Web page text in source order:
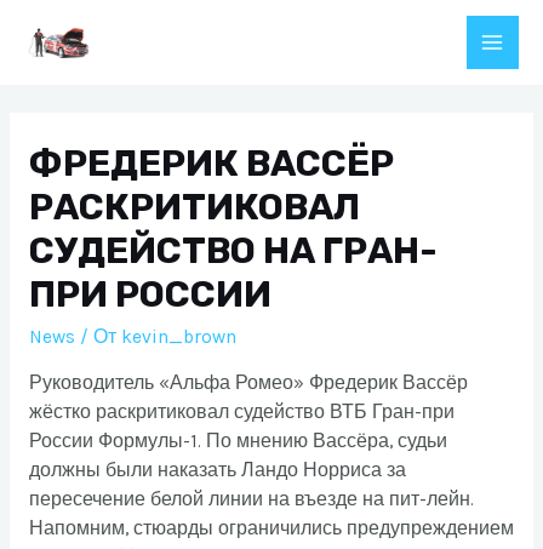
Main
ФРЕДЕРИК ВАССЁР
РАСКРИТИКОВАЛ
СУДЕЙСТВО НА ГРАН-
ПРИ РОССИИ
News / От kevin_brown
Руководитель «Альфа Ромео» Фредерик Вассёр
жёстко раскритиковал судейство ВТБ Гран-при
России Формулы-1. По мнению Вассёра, судьи
должны были наказать Ландо Норриса за
пересечение белой линии на въезде на пит-лейн.
Напомним, стюарды ограничились предупреждением